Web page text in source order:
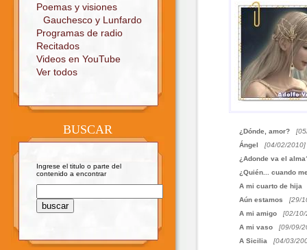
Poemas y visiones
Gauchesco y Lunfardo
Programas de radio
Recitados
Videos en YouTube
Ver todos
BUSCAR
Ingrese el titulo o parte del
contenido a encontrar
¿Dónde, amor?
Ángel
[04/02/2010]
¿Adonde va el
¿Quién... cuando
A mi cuarto de hija
Aún estamos
[29/
A mi amigo
[02/10/
A mi vaso
[09/09/
A Sicilia
[04/03/